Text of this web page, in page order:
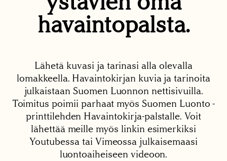
havaintopalsta.
Lähetä kuvasi ja tarinasi alla olevalla
lomakkeella. Havaintokirjan kuvia ja tarinoita
julkaistaan Suomen Luonnon nettisivuilla.
Toimitus poimii parhaat myös Suomen Luonto -
printtilehden Havaintokirja-palstalle. Voit
lähettää meille myös linkin esimerkiksi
Youtubessa tai Vimeossa julkaisemaasi
luontoaiheiseen videoon.